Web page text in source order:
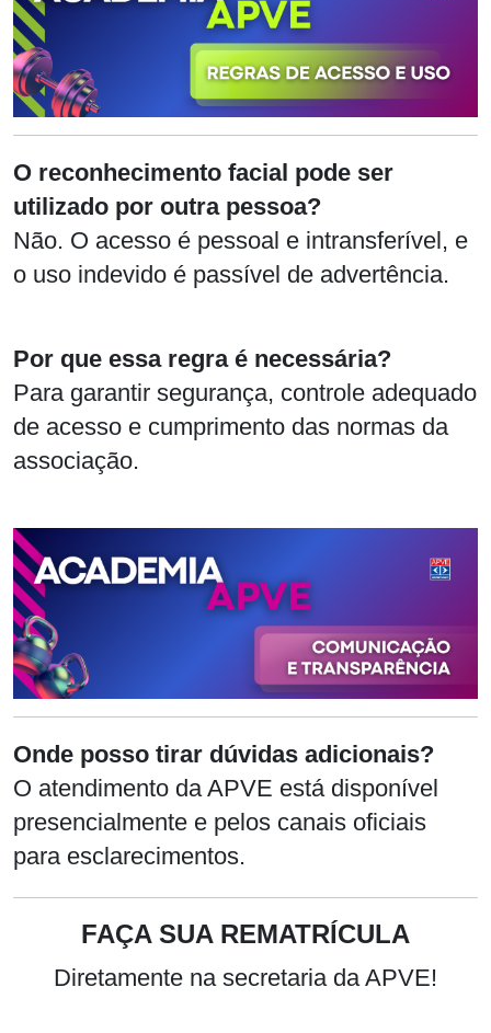
O reconhecimento facial pode ser
utilizado por outra pessoa?
Não. O acesso é pessoal e intransferível, e
o uso indevido é passível de advertência.
Por que essa regra é necessária?
Para garantir segurança, controle adequado
de acesso e cumprimento das normas da
associação.
Onde posso tirar dúvidas adicionais?
O atendimento da APVE está disponível
presencialmente e pelos canais oficiais
para esclarecimentos.
FAÇA SUA REMATRÍCULA
Diretamente na secretaria da APVE!